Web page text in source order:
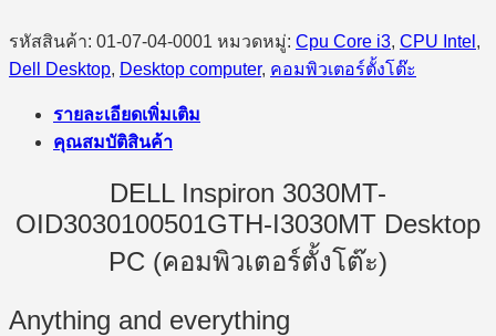
รหัสสินค้า: 01-07-04-0001 หมวดหมู่: Cpu Core i3, CPU Intel ,
Dell Desktop, Desktop computer, คอมพิวเตอร์ตั้งโต๊ะ
รายละเอียดเพิ่มเติม
คุณสมบัติสินค้า
DELL Inspiron 3030MT-
OID3030100501GTH-I3030MT Desktop
PC (คอมพิวเตอร์ตั้งโต๊ะ)
Anything and everything